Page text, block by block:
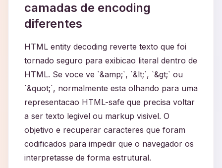
camadas de encoding
diferentes
HTML entity decoding reverte texto que foi
tornado seguro para exibicao literal dentro de
HTML. Se voce ve `&amp;`, `&lt;`, `&gt;` ou
`&quot;`, normalmente esta olhando para uma
representacao HTML-safe que precisa voltar
a ser texto legivel ou markup visivel. O
objetivo e recuperar caracteres que foram
codificados para impedir que o navegador os
interpretasse de forma estrutural.